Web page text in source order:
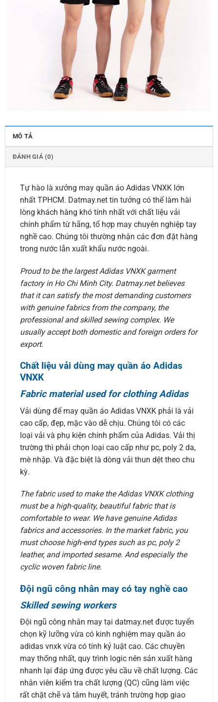
MÔ TẢ
ĐÁNH GIÁ (0)
Tự hào là xưởng may quần áo Adidas VNXK lớn
nhất TPHCM. Datmay.net tin tưởng có thể làm hài
lòng khách hàng khó tính nhất với chất liệu vải
chính phẩm từ hãng, tổ hợp may chuyên nghiệp tay
nghề cao. Chúng tôi thường nhận các đơn đặt hàng
trong nước lẫn xuất khẩu nước ngoài.
Proud to be the largest Adidas VNXK garment
factory in Ho Chi Minh City. Datmay.net believes
that it can satisfy the most demanding customers
with genuine fabrics from the company, the
professional and skilled sewing complex. We
usually accept both domestic and foreign orders for
export.
Chất liệu vải dùng may quần áo Adidas
VNXK
Fabric material used for clothing Adidas
Vải dùng để may quần áo Adidas VNXK phải là vải
cao cấp, đẹp, mặc vào dễ chịu. Chúng tôi có các
loại vải và phụ kiện chính phẩm của Adidas. Vải thị
trường thì phải chọn loại cao cấp như pc, poly 2 da,
mè nhập. Và đặc biệt là dòng vải thun dệt theo chu
kỳ.
The fabric used to make the Adidas VNXK clothing
must be a high-quality, beautiful fabric that is
comfortable to wear. We have genuine Adidas
fabrics and accessories. In the market fabric, you
must choose high-end types such as pc, poly 2
leather, and imported sesame. And especially the
cyclic woven fabric line.
Đội ngũ công nhân may có tay nghề cao
Skilled sewing workers
Đội ngũ công nhân may tại datmay.net được tuyển
chọn kỹ lưỡng vừa có kinh nghiệm may quần áo
adidas vnxk vừa có tính kỷ luật cao. Các chuyền
may thống nhất, quy trình logic nên sản xuất hàng
nhanh lại đáp ứng được yêu cầu về chất lượng. Các
nhân viên kiểm tra chất lượng (QC) cũng làm việc
rất chặt chẽ và tâm huyết, tránh trường hợp giao